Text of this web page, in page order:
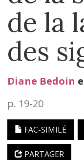
de la
des
Diane Bedoin
p. 19-20
FAC-SIMILÉ
PARTAGER